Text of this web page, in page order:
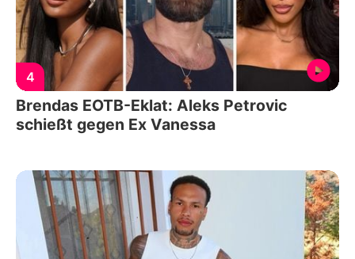
4
Brendas EOTB-Eklat: Aleks Petrovic
schießt gegen Ex Vanessa